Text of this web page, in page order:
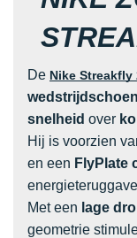
De Nike Streakfly
wedstrijdschoen
snelheid over
Hij is voorzien
en een FlyPlate
Met een lage
geometrie